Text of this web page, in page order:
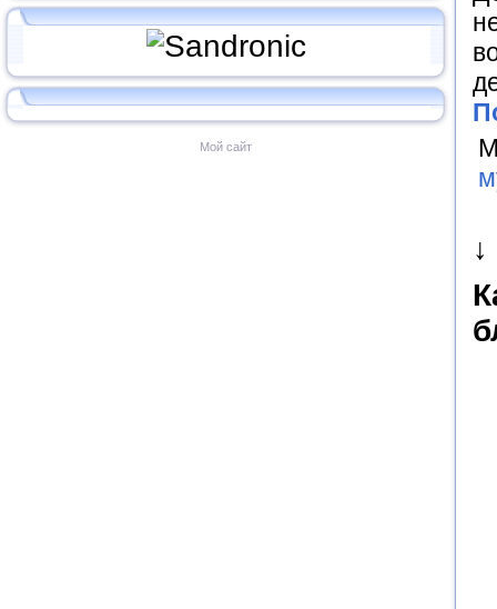
Мой сайт